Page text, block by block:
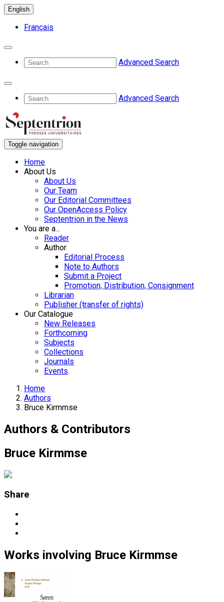
English
Français
Advanced Search
Advanced Search
Toggle navigation
Home
About Us
About Us
Our Team
Our Editorial Committees
Our OpenAccess Policy
Septentrion in the News
You are a...
Reader
Author
Editorial Process
Note to Authors
Submit a Project
Promotion, Distribution, Consignment
Librarian
Publisher (transfer of rights)
Our Catalogue
New Releases
Forthcoming
Subjects
Collections
Journals
Events
Home
Authors
Bruce Kirmmse
Authors & Contributors
Bruce Kirmmse
Share
Works involving Bruce Kirmmse